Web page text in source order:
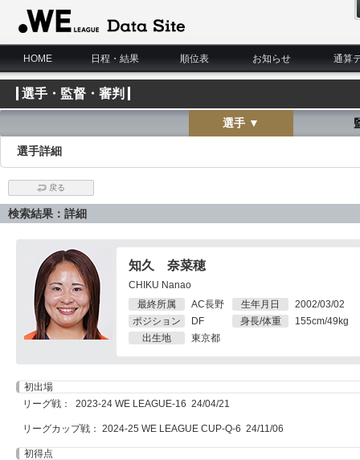
WE LEAGUE Data Site
HOME
日程・結果 順位表 お知らせ 通算
選手・監督・審判
選手 ▼
選手詳細
戻る
検索結果：詳細
知久 奈菜穂
CHIKU Nanao
最終所属
AC長野
ポジション
DF
出生地
東京都
生年月日
2002/03/02
身長/体重
155cm/49kg
初出場
リーグ戦： 2023-24 WE LEAGUE-16 24/04/21
リーグカップ戦： 2024-25 WE LEAGUE CUP-Q-6 24/11/06
初得点